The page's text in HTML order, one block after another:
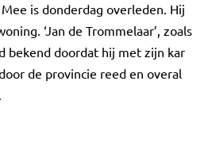
is donderdag overleden. Hij
‘Jan de Trommelaar’, zoals
bekend doordat hij met zijn kar
de provincie reed en overal